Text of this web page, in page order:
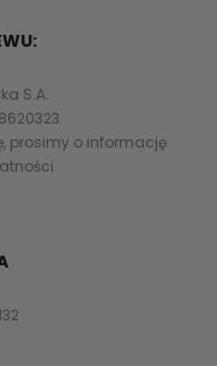
S.A.
prosimy o informację